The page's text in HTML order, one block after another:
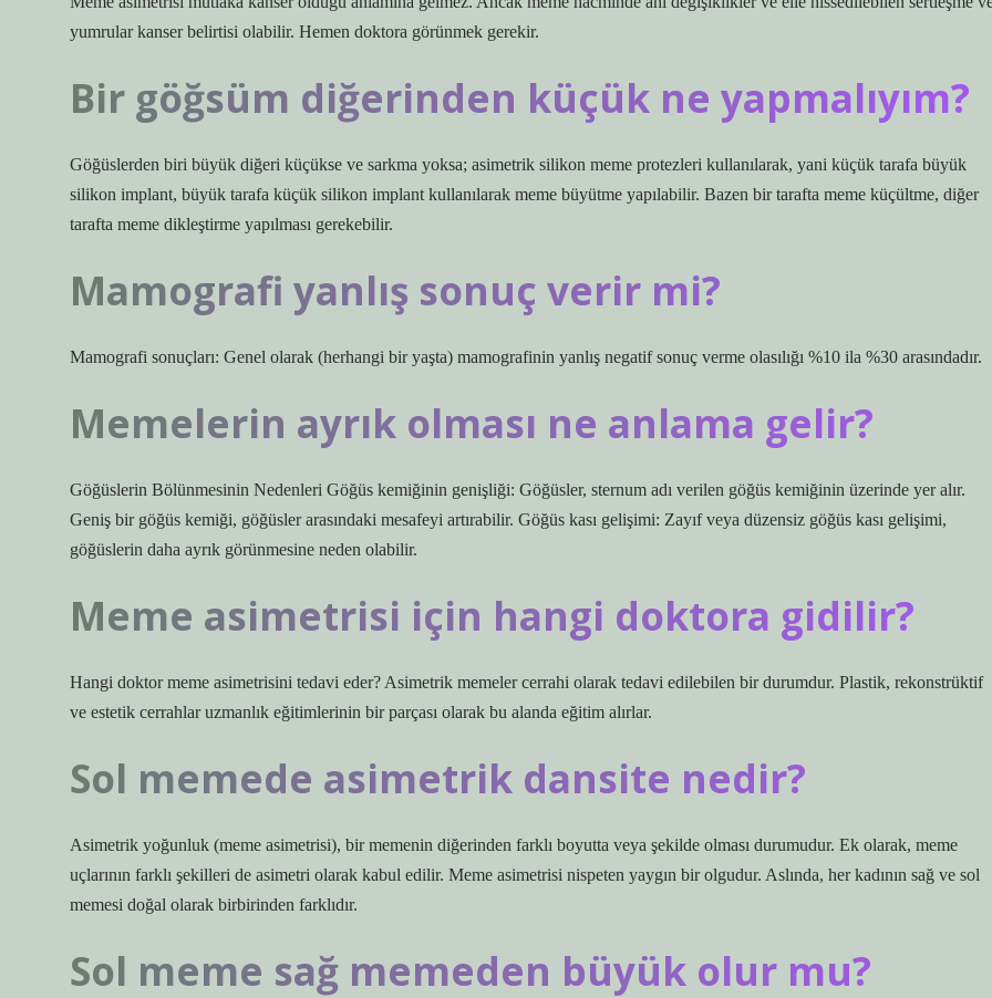
yumrular kanser belirtisi olabilir. Hemen doktora görünmek gerekir.
Bir göğsüm diğerinden küçük ne yapmalıyım?
Göğüslerden biri büyük diğeri küçükse ve sarkma yoksa; asimetrik silikon meme protezleri kullanılarak, yani küçük tarafa büyük
silikon implant, büyük tarafa küçük silikon implant kullanılarak meme büyütme yapılabilir. Bazen bir tarafta meme küçültme, diğer
tarafta meme dikleştirme yapılması gerekebilir.
Mamografi yanlış sonuç verir mi?
Mamografi sonuçları: Genel olarak (herhangi bir yaşta) mamografinin yanlış negatif sonuç verme olasılığı %10 ila %30 arasındadır.
Memelerin ayrık olması ne anlama gelir?
Göğüslerin Bölünmesinin Nedenleri Göğüs kemiğinin genişliği: Göğüsler, sternum adı verilen göğüs kemiğinin üzerinde yer alır.
Geniş bir göğüs kemiği, göğüsler arasındaki mesafeyi artırabilir. Göğüs kası gelişimi: Zayıf veya düzensiz göğüs kası gelişimi,
göğüslerin daha ayrık görünmesine neden olabilir.
Meme asimetrisi için hangi doktora gidilir?
Hangi doktor meme asimetrisini tedavi eder? Asimetrik memeler cerrahi olarak tedavi edilebilen bir durumdur. Plastik, rekonstrüktif
ve estetik cerrahlar uzmanlık eğitimlerinin bir parçası olarak bu alanda eğitim alırlar.
Sol memede asimetrik dansite nedir?
Asimetrik yoğunluk (meme asimetrisi), bir memenin diğerinden farklı boyutta veya şekilde olması durumudur. Ek olarak, meme
uçlarının farklı şekilleri de asimetri olarak kabul edilir. Meme asimetrisi nispeten yaygın bir olgudur. Aslında, her kadının sağ ve sol
memesi doğal olarak birbirinden farklıdır.
Sol meme sağ memeden büyük olur mu?